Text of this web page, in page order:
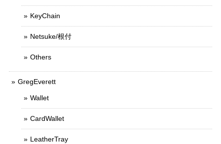
KeyChain
Netsuke/根付
Others
GregEverett
Wallet
CardWallet
LeatherTray